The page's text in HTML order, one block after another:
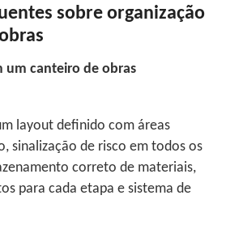
sobre organização
um canteiro de obras
layout definido com áreas
sinalização de risco em todos os
correto de materiais,
para cada etapa e sistema de